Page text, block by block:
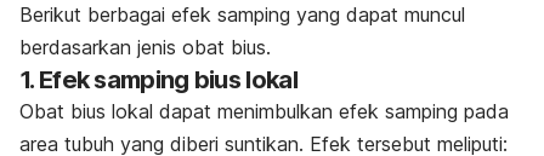
Berikut berbagai efek samping yang dapat muncul
berdasarkan jenis obat bius.
1. Efek samping bius lokal
Obat bius lokal dapat menimbulkan efek samping pada
area tubuh yang diberi suntikan. Efek tersebut meliputi: